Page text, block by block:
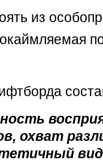
из
охват